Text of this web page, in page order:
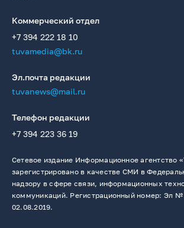
Коммерческий отдел
+7 394 222 18 10
tuvamedia@bk.ru
Эл.почта редакции
tuvanews@mail.ru
Телефон редакции
+7 394 223 36 19
Сетевое издание Информационное агентство
зарегистрировано в качестве СМИ в
надзору в сфере связи, информационных
коммуникаций. Регистрационный номер: Эл №
02.08.2019.